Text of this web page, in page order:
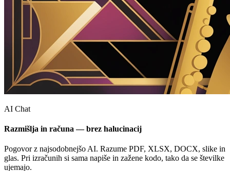
AI Chat
Razmišlja in računa — brez halucinacij
Pogovor z najsodobnejšo AI. Razume PDF, XLSX, DOCX, slike in
glas. Pri izračunih si sama napiše in zažene kodo, tako da se številke
ujemajo.